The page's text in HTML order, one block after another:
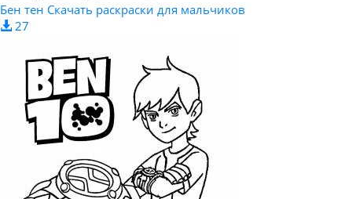
Бен тен Скачать раскраски для мальчиков
27